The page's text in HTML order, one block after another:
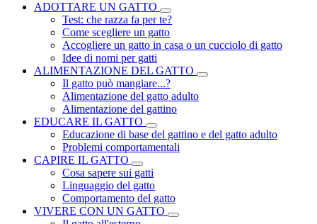
ADOTTARE UN GATTO
Test: che razza fa per te?
Come scegliere un gatto
Accogliere un gatto in casa o un cucciolo di gatto
Idee di nomi per gatti
ALIMENTAZIONE DEL GATTO
Il gatto può mangiare...?
Alimentazione del gatto adulto
Alimentazione del gattino
EDUCARE IL GATTO
Educazione di base del gattino e del gatto adulto
Problemi comportamentali
CAPIRE IL GATTO
Cosa sapere sui gatti
Linguaggio del gatto
Comportamento del gatto
VIVERE CON UN GATTO